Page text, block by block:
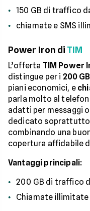
150 GB di traffico
chiamate e SMS
Power Iron di TIM
L’offerta TIM Power
distingue per i 200
piani economici, e
parla molto al
adatti per messaggi
dedicato soprattutto
combinando una
copertura affidabile
Vantaggi principali:
200 GB di traffico
Chiamate illimitate